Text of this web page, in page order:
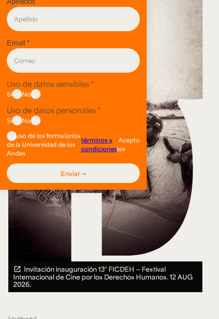
Invitación inauguración 13° FICDEH — Festival
Internacional de Cine por los Derechos Humanos.12 AUG
2026.